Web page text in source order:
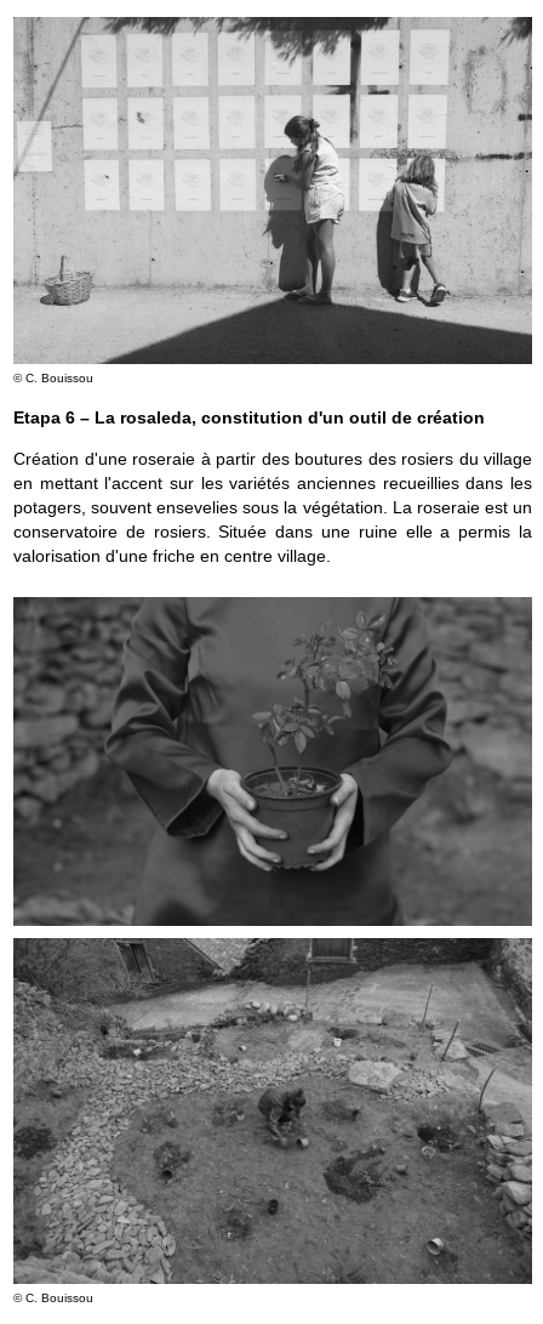
© C. Bouissou
Etapa 6 – La rosaleda, constitution d'un outil de création
Création d'une roseraie à partir des boutures des rosiers du village
en mettant l'accent sur les variétés anciennes recueillies dans les
potagers, souvent ensevelies sous la végétation. La roseraie est un
conservatoire de rosiers. Située dans une ruine elle a permis la
valorisation d'une friche en centre village.
© C. Bouissou